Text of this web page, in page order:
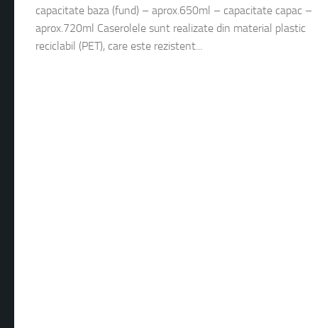
capacitate baza (fund) – aprox.650ml – capacitate capac –
aprox.720ml Caserolele sunt realizate din material plastic
reciclabil (PET), care este rezistent...